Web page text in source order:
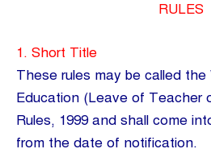
RULES
1. Short Title
These rules may be called the
Education (Leave of Teacher
Rules, 1999 and shall come
from the date of notification.